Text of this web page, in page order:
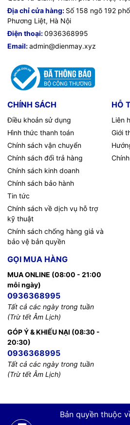
Địa chỉ cửa hàng: Số 158 ngõ 192
Phương Liệt, Hà Nội
Điện thoại:0936368995
Email:admin@dienmay.xyz
CHÍNH SÁCH
Điều khoản sử dụng
Hình thức thanh toán
Chính sách vận chuyển
Chính sách đổi trả hàng
Chính sách kinh doanh
Chính sách bảo hành
Tin tức
Chính sách về dịch vụ hỗ trợ
kỹ thuật
Chính sách chống hàng giả và
bảo vệ bản quyền
HỖ
Liên
Giới
GỌI MUA HÀNG
MUA ONLINE (08:00 - 21:00
mỗi ngày)
0936368995
Tất cả các ngày trong tuần
(Trừ tết Âm Lịch)
GÓP Ý & KHIẾU NẠI (08:30 -
20:30)
0936368995
Tất cả các ngày trong tuần
(Trừ tết Âm Lịch)
Bản quyền thuộc